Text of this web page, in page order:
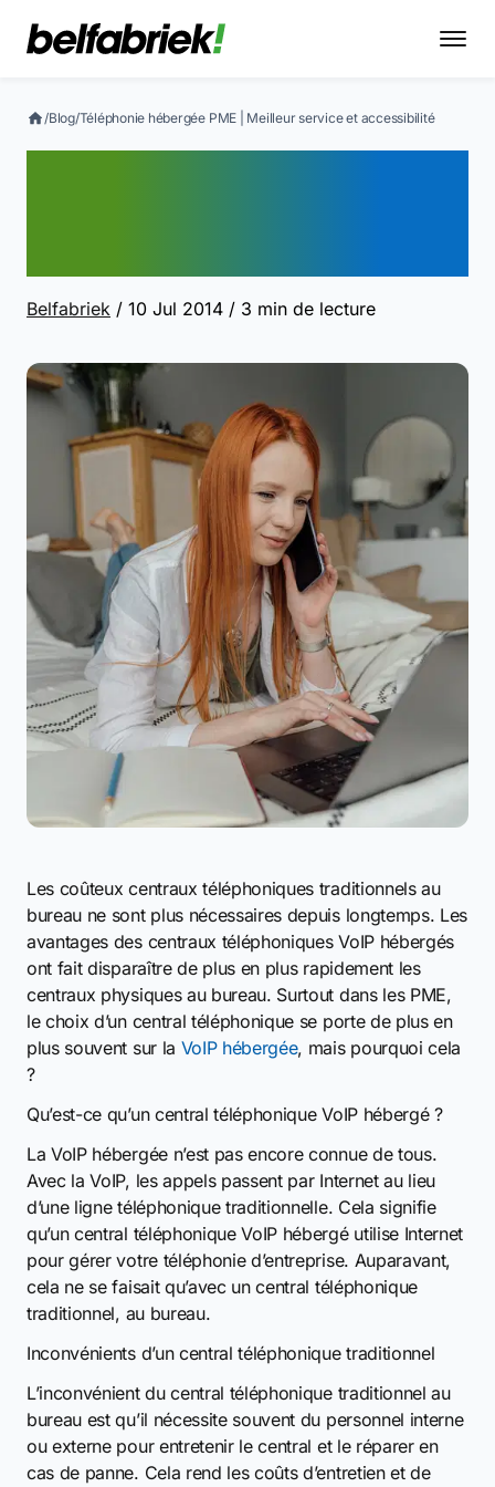
/Blog/Téléphonie hébergée PME | Meilleur service et accessibilité
Belfabriek / 10 Jul 2014 / 3 min de lecture
Les coûteux centraux téléphoniques traditionnels au
bureau ne sont plus nécessaires depuis longtemps. Les
avantages des centraux téléphoniques VoIP hébergés
ont fait disparaître de plus en plus rapidement les
centraux physiques au bureau. Surtout dans les PME,
le choix d’un central téléphonique se porte de plus en
plus souvent sur la VoIP hébergée, mais pourquoi cela
?
Qu’est-ce qu’un central téléphonique VoIP hébergé ?
La VoIP hébergée n’est pas encore connue de tous.
Avec la VoIP, les appels passent par Internet au lieu
d’une ligne téléphonique traditionnelle. Cela signifie
qu’un central téléphonique VoIP hébergé utilise Internet
pour gérer votre téléphonie d’entreprise. Auparavant,
cela ne se faisait qu’avec un central téléphonique
traditionnel, au bureau.
Inconvénients d’un central téléphonique traditionnel
L’inconvénient du central téléphonique traditionnel au
bureau est qu’il nécessite souvent du personnel interne
ou externe pour entretenir le central et le réparer en
cas de panne. Cela rend les coûts d’entretien et de